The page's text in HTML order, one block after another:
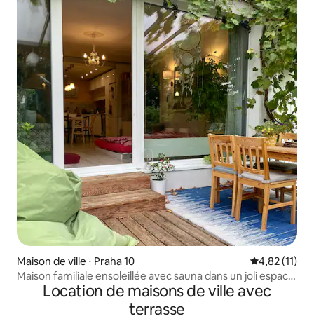
Maison de ville ⋅ Praha 10 Évaluation
4,82 (11)
Maison familiale ensoleillée avec sauna dans un joli espace
Location de maisons de ville avec
terrasse